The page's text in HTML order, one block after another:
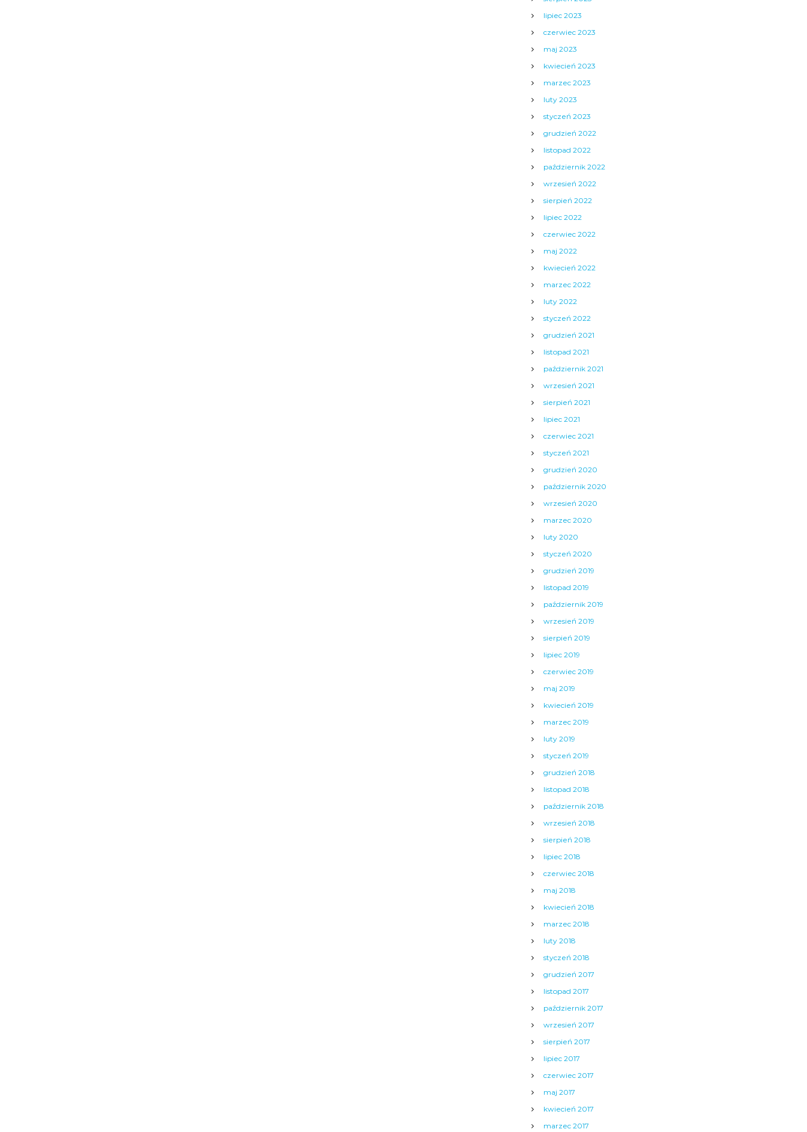
lipiec 2023
czerwiec 2023
maj 2023
kwiecień 2023
marzec 2023
luty 2023
styczeń 2023
grudzień 2022
listopad 2022
październik 2022
wrzesień 2022
sierpień 2022
lipiec 2022
czerwiec 2022
maj 2022
kwiecień 2022
marzec 2022
luty 2022
styczeń 2022
grudzień 2021
listopad 2021
październik 2021
wrzesień 2021
sierpień 2021
lipiec 2021
czerwiec 2021
styczeń 2021
grudzień 2020
październik 2020
wrzesień 2020
marzec 2020
luty 2020
styczeń 2020
grudzień 2019
listopad 2019
październik 2019
wrzesień 2019
sierpień 2019
lipiec 2019
czerwiec 2019
maj 2019
kwiecień 2019
marzec 2019
luty 2019
styczeń 2019
grudzień 2018
listopad 2018
październik 2018
wrzesień 2018
sierpień 2018
lipiec 2018
czerwiec 2018
maj 2018
kwiecień 2018
marzec 2018
luty 2018
styczeń 2018
grudzień 2017
listopad 2017
październik 2017
wrzesień 2017
sierpień 2017
lipiec 2017
czerwiec 2017
maj 2017
kwiecień 2017
marzec 2017